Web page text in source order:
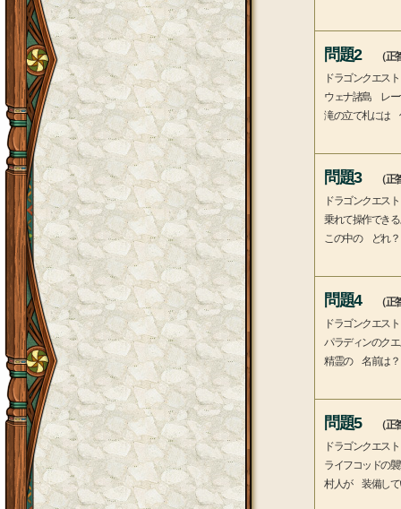
問題2
（
ドラゴンクエス
ウェナ諸島 レー
滝の立て札には
問題3
（
ドラゴンクエス
乗れて操作でき
この中の どれ？
問題4
（
ドラゴンクエス
パラディンのク
精霊の 名前は？
問題5
（
ドラゴンクエス
ライフコッドの
村人が 装備し